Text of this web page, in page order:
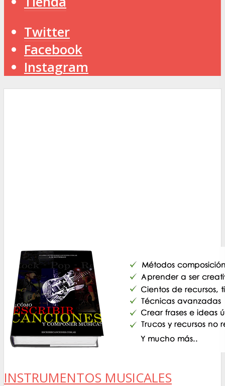
Twitter
Facebook
Instagram
INSTRUMENTOS MUSICALES